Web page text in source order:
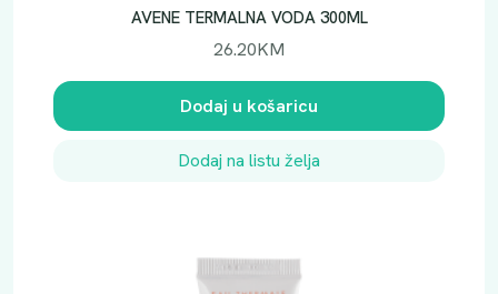
AVENE TERMALNA VODA 300ML
26.20KM
Dodaj u košaricu
Dodaj na listu želja